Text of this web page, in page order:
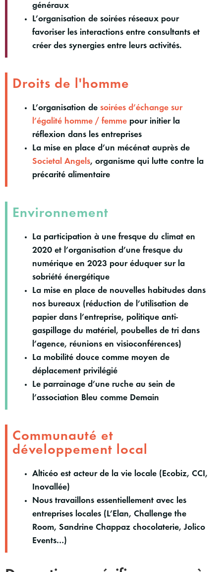
généraux
L’organisation de soirées réseaux pour
favoriser les interactions entre consultants et
créer des synergies entre leurs activités.
Droits de l'homme
L’organisation de soirées d’échange sur
l’égalité homme / femme pour initier la
réflexion dans les entreprises
La mise en place d’un mécénat auprès de
Societal Angels, organisme qui lutte contre la
précarité alimentaire
Environnement
La participation à une fresque du climat en
2020 et l’organisation d’une fresque du
numérique en 2023 pour éduquer sur la
sobriété énergétique
La mise en place de nouvelles habitudes dans
nos bureaux (réduction de l’utilisation de
papier dans l’entreprise, politique anti-
gaspillage du matériel, poubelles de tri dans
l’agence, réunions en visioconférences)
La mobilité douce comme moyen de
déplacement privilégié
Le parrainage d’une ruche au sein de
l’association Bleu comme Demain
Communauté et
développement local
Alticéo est acteur de la vie locale (Ecobiz, CCI,
Inovallée)
Nous travaillons essentiellement avec les
entreprises locales (L’Elan, Challenge the
Room, Sandrine Chappaz chocolaterie, Jolico
Events…)